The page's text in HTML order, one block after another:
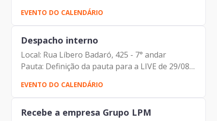
Portfólio PRODAM Participantes: Johann
Nogueira Dantas Lucas Campagna Filho Carlos
Alberto da Silva Alberto...
EVENTO DO CALENDÁRIO
Despacho interno
Local: Rua Líbero Badaró, 425 - 7° andar
Pauta: Definição da pauta para a LIVE de 29/08
Participantes: Johann Nogueira Dantas Lucas
Campagna Filho Carlos Alberto da Silva Elias
Fares Hadi Antonio...
EVENTO DO CALENDÁRIO
Recebe a empresa Grupo LPM